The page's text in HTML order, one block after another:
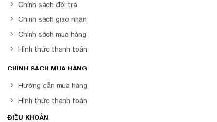
Chính sách đổi trả
Chính sách giao nhận
Chính sách mua hàng
Hình thức thanh toán
CHÍNH SÁCH MUA HÀNG
Hướng dẫn mua hàng
Hình thức thanh toán
ĐIỀU KHOẢN